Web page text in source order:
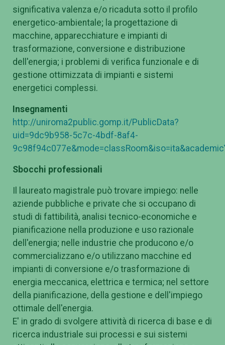
significativa valenza e/o ricaduta sotto il profilo
energetico-ambientale; la progettazione di
macchine, apparecchiature e impianti di
trasformazione, conversione e distribuzione
dell'energia; i problemi di verifica funzionale e di
gestione ottimizzata di impianti e sistemi
energetici complessi.
Insegnamenti
http://uniroma2public.gomp.it/PublicData?
uid=9dc9b958-5c7c-4bdf-8af4-
Sbocchi professionali
Il laureato magistrale può trovare impiego: nelle
aziende pubbliche e private che si occupano di
studi di fattibilità, analisi tecnico-economiche e
pianificazione nella produzione e uso razionale
dell'energia; nelle industrie che producono e/o
commercializzano e/o utilizzano macchine ed
impianti di conversione e/o trasformazione di
energia meccanica, elettrica e termica; nel settore
della pianificazione, della gestione e dell'impiego
ottimale dell'energia.
E' in grado di svolgere attività di ricerca di base e di
ricerca industriale sui processi e sui sistemi